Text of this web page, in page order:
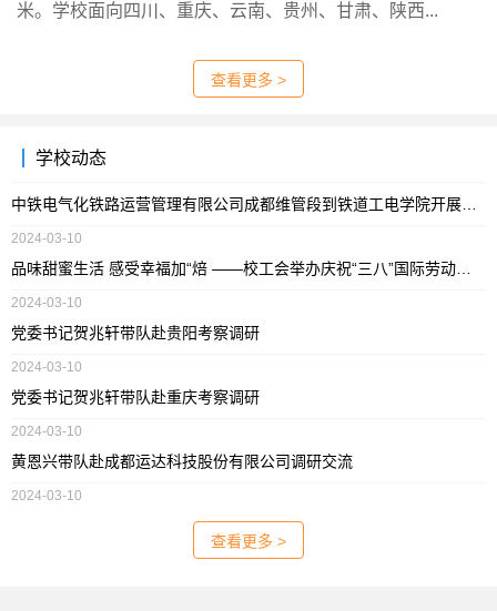
米。学校面向四川、重庆、云南、贵州、甘肃、陕西...
查看更多 >
学校动态
2024-03-10
2024-03-10
党委书记贺兆轩带队赴贵阳考察调研
2024-03-10
党委书记贺兆轩带队赴重庆考察调研
2024-03-10
黄恩兴带队赴成都运达科技股份有限公司调研交流
2024-03-10
查看更多 >